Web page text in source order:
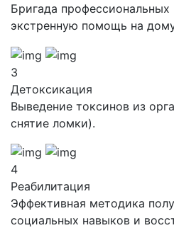
Бригада профессиональных
экстренную помощь на
3
Детоксикация
Выведение токсинов из
снятие ломки).
4
Реабилитация
Эффективная методика
социальных навыков и